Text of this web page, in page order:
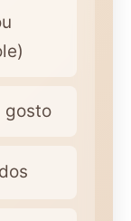
gosto